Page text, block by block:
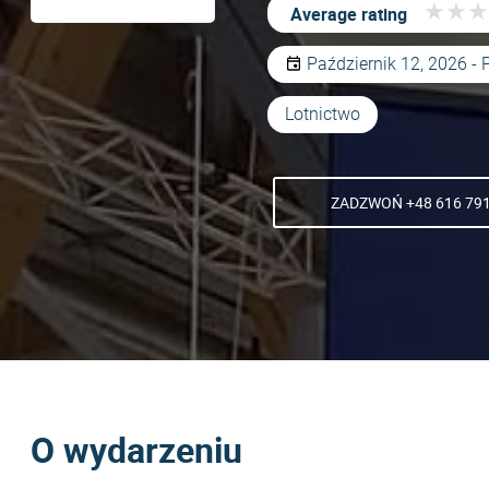
Average rating ★ ★ ★
★ ★ ★
Październik 12, 2026 -
Lotnictwo
ZADZWOŃ +48 616
O wydarzeniu